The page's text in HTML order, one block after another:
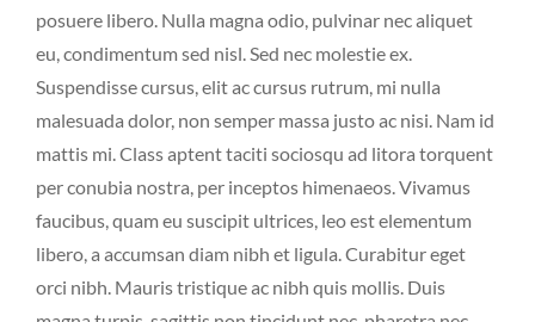
posuere libero. Nulla magna odio, pulvinar nec aliquet
eu, condimentum sed nisl. Sed nec molestie ex.
Suspendisse cursus, elit ac cursus rutrum, mi nulla
malesuada dolor, non semper massa justo ac nisi. Nam id
mattis mi. Class aptent taciti sociosqu ad litora torquent
per conubia nostra, per inceptos himenaeos. Vivamus
faucibus, quam eu suscipit ultrices, leo est elementum
libero, a accumsan diam nibh et ligula. Curabitur eget
orci nibh. Mauris tristique ac nibh quis mollis. Duis